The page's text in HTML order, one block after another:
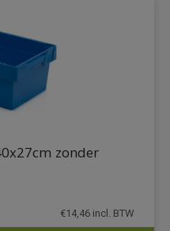
zonder
€14,46 incl. BTW